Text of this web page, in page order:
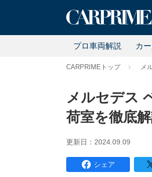
プロ車両解説 カ
CARPRIMEトップ メ
メルセデス
荷室を徹底解
更新日：2024.09.09
シェア